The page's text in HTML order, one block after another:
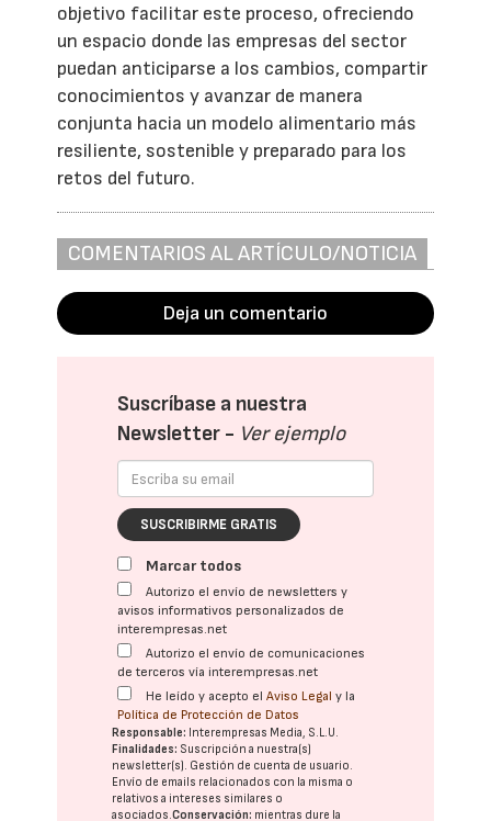
objetivo facilitar este proceso, ofreciendo
un espacio donde las empresas del sector
puedan anticiparse a los cambios, compartir
conocimientos y avanzar de manera
conjunta hacia un modelo alimentario más
resiliente, sostenible y preparado para los
retos del futuro.
COMENTARIOS AL ARTÍCULO/NOTICIA
Deja un comentario
Suscríbase a nuestra
Newsletter - Ver ejemplo
SUSCRIBIRME GRATIS
Marcar todos
Autorizo el envío de newsletters y
avisos informativos personalizados de
interempresas.net
Autorizo el envío de comunicaciones
de terceros vía interempresas.net
He leído y acepto elAviso Legal y la
Política de Protección de Datos
Responsable: Interempresas Media, S.L.U.
Finalidades: Suscripción a nuestra(s)
newsletter(s). Gestión de cuenta de usuario.
Envío de emails relacionados con la misma o
relativos a intereses similares o
asociados.Conservación: mientras dure la